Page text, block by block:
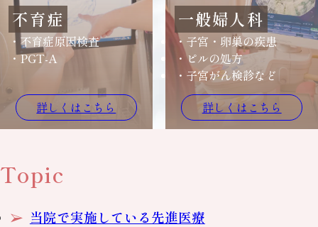
不育症
不育症原因検査
PGT-A
詳しくはこちら
一般婦人科
子宮・卵巣の疾患
ピルの処方
子宮がん検診など
詳しくはこちら
Topic
当院で実施している先進医療